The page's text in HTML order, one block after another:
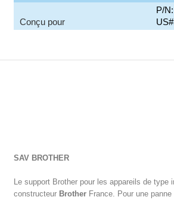
Conçu pour
P/
SAV BROTHER
Le support Brother pour les appareils de
constructeur BrotherFrance. Pour une panne